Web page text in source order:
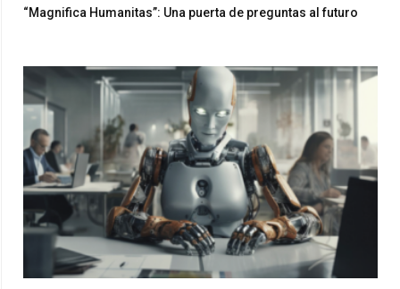
“Magnifica Humanitas”: Una puerta de preguntas al futuro